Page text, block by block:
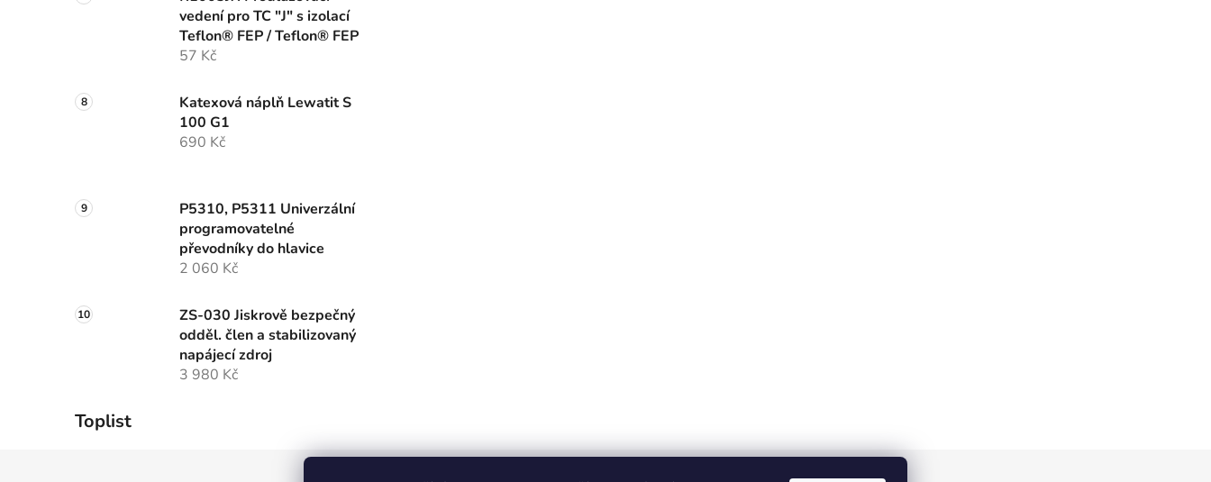
vedení pro TC "J" s izolací
Teflon® FEP / Teflon® FEP
57 Kč
Katexová náplň Lewatit S
100 G1
690 Kč
P5310, P5311 Univerzální
programovatelné
převodníky do hlavice
2 060 Kč
ZS-030 Jiskrově bezpečný
odděl. člen a stabilizovaný
napájecí zdroj
3 980 Kč
Toplist